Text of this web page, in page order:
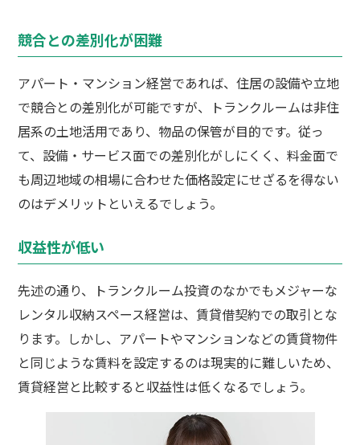
競合との差別化が困難
アパート・マンション経営であれば、住居の設備や立地
で競合との差別化が可能ですが、トランクルームは非住
居系の土地活用であり、物品の保管が目的です。従っ
て、設備・サービス面での差別化がしにくく、料金面で
も周辺地域の相場に合わせた価格設定にせざるを得ない
のはデメリットといえるでしょう。
収益性が低い
先述の通り、トランクルーム投資のなかでもメジャーな
レンタル収納スペース経営は、賃貸借契約での取引とな
ります。しかし、アパートやマンションなどの賃貸物件
と同じような賃料を設定するのは現実的に難しいため、
賃貸経営と比較すると収益性は低くなるでしょう。